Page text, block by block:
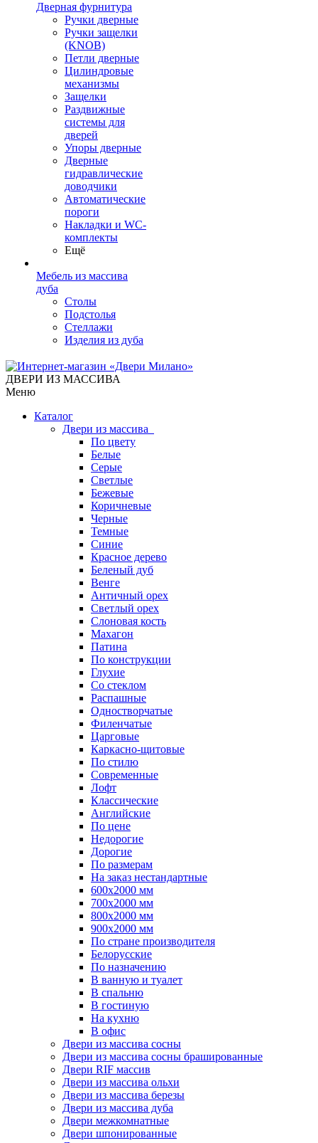
Дверная фурнитура
Ручки дверные
Ручки защелки
(KNOB)
Петли дверные
Цилиндровые
механизмы
Защелки
Раздвижные
системы для
дверей
Упоры дверные
Дверные
гидравлические
доводчики
Автоматические
пороги
Накладки и WC-
комплекты
Ещё
Мебель из массива
дуба
Столы
Подстолья
Стеллажи
Изделия из дуба
ДВЕРИ ИЗ МАССИВА
Меню
Каталог
Двери из массива
По цвету
Белые
Серые
Светлые
Бежевые
Коричневые
Черные
Темные
Синие
Красное дерево
Беленый дуб
Венге
Античный орех
Светлый орех
Слоновая кость
Махагон
Патина
По конструкции
Глухие
Со стеклом
Распашные
Одностворчатые
Филенчатые
Царговые
Каркасно-щитовые
По стилю
Современные
Лофт
Классические
Английские
По цене
Недорогие
Дорогие
По размерам
На заказ нестандартные
600х2000 мм
700х2000 мм
800х2000 мм
900х2000 мм
По стране производителя
Белорусские
По назначению
В ванную и туалет
В спальню
В гостиную
На кухню
В офис
Двери из массива сосны
Двери из массива сосны брашированные
Двери RIF массив
Двери из массива ольхи
Двери из массива березы
Двери из массива дуба
Двери межкомнатные
Двери шпонированные